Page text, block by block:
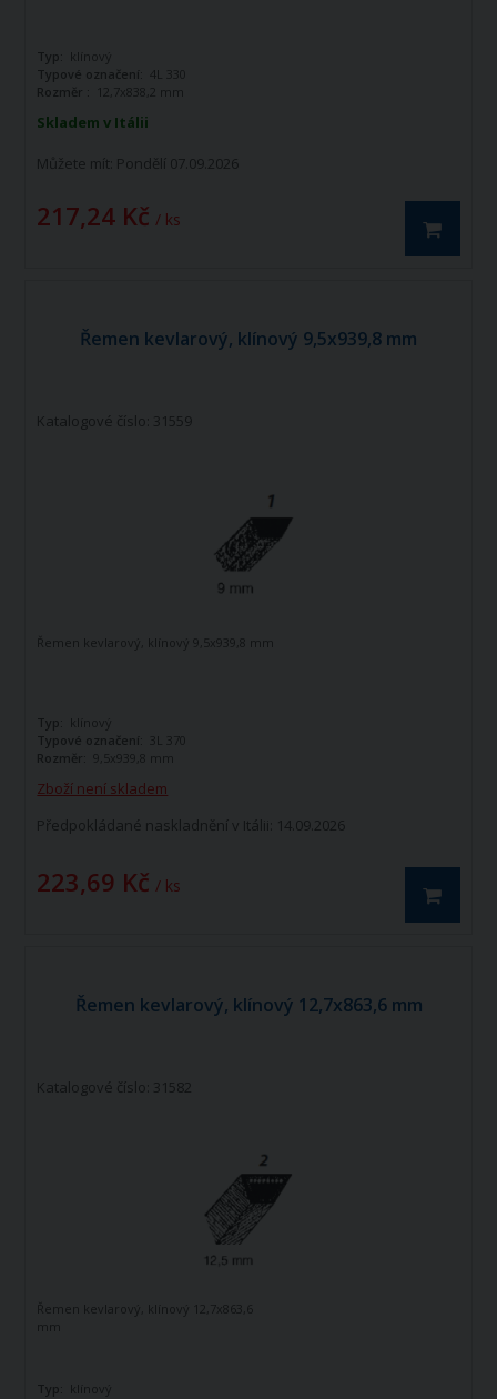
Skladem v Itálii
Můžete mít: Pondělí 07.09.2026
217,24 Kč / ks
Typ: klínový
Typové označení:
4L 330
Rozměr :
12,7x838,2 mm
Řemen kevlarový, klínový 9,5x939,8 mm
Katalogové číslo: 31559
Zboží není skladem
Předpokládané naskladnění v Itálii: 14.09.2026
223,69 Kč / ks
Řemen kevlarový, klínový 9,5x939,8 mm
Typ: klínový
Typové označení:
3L 370
Rozměr:
9,5x939,8 mm
Řemen kevlarový, klínový 12,7x863,6 mm
Katalogové číslo: 31582
Řemen kevlarový, klínový 12,7x863,6
mm
Typ: klínový